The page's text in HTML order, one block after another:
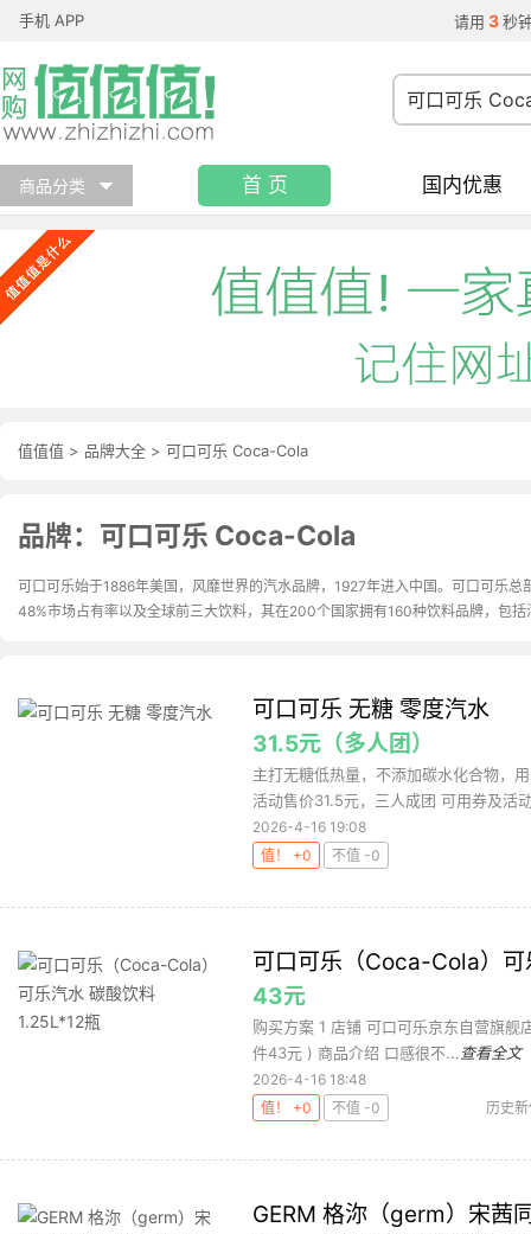
手机 APP 请用 3 秒
商品分类 首 页 国内优惠
值值值 > 品牌大全 > 可口可乐 Coca-Cola
品牌：可口可乐 Coca-Cola
可口可乐始于1886年美国，风靡世界的汽水品牌，1927年进入中国。可口可乐
48%市场占有率以及全球前三大饮料，其在200个国家拥有160种饮料品牌，包
可口可乐 无糖 零度汽水
31.5元（多人团）
主打无糖低热量，不添加碳水化合物，
活动售价31.5元，三人成团 可用券及活
2026-4-16 19:08
值！ +0
不值 -0
可口可乐（Coca-Cola）
43元
购买方案 1 店铺 可口可乐京东自营旗
件43元 ) 商品介绍 口感很不... 查看全文
2026-4-16 18:48
值！ +0
不值 -0 历史
GERM 格沵（germ）宋茜